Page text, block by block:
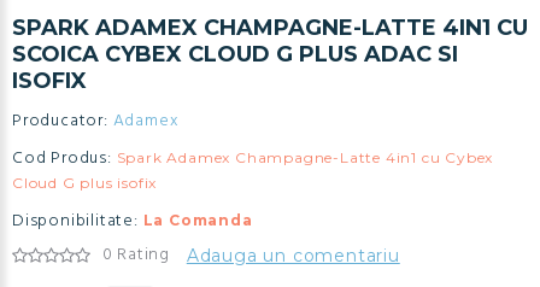
SPARK ADAMEX CHAMPAGNE-LATTE 4IN1 CU
SCOICA CYBEX CLOUD G PLUS ADAC SI
ISOFIX
Producator: Adamex
Cod Produs: Spark Adamex Champagne-Latte 4in1 cu Cybex
Cloud G plus isofix
Disponibilitate: La Comanda
0 Rating Adauga un comentariu